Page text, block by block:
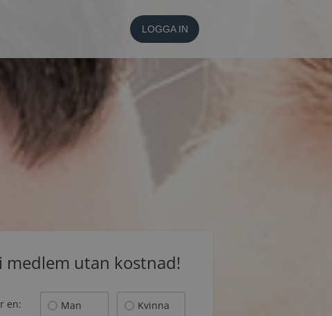
LOGGA IN
medlem utan kostnad!
en: Man Kvinna